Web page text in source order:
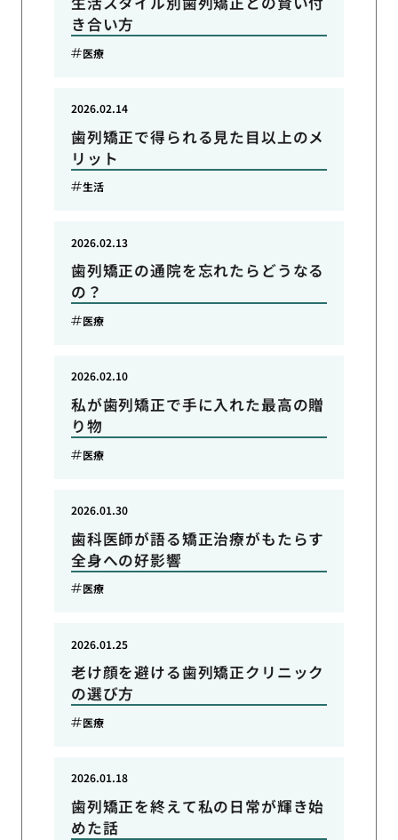
き合い方
医療
歯列矯正で得られる見た目以上のメ
リット
2026.02.14
生活
歯列矯正の通院を忘れたらどうなる
の？
2026.02.13
医療
私が歯列矯正で手に入れた最高の贈
り物
2026.02.10
医療
歯科医師が語る矯正治療がもたらす
全身への好影響
2026.01.30
医療
老け顔を避ける歯列矯正クリニック
の選び方
2026.01.25
医療
歯列矯正を終えて私の日常が輝き始
めた話
2026.01.18